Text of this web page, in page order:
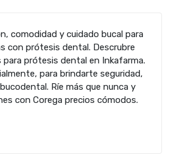
comodidad y cuidado bucal para
con prótesis dental. Descrubre
prótesis dental en Inkafarma.
para brindarte seguridad,
Ríe más que nunca y
con Corega precios cómodos.